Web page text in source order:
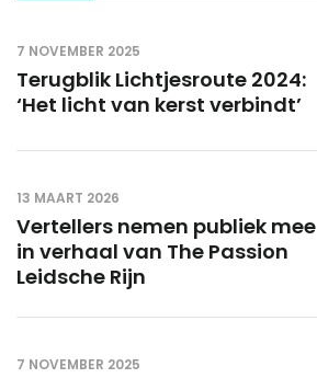
7 NOVEMBER 2025
Terugblik Lichtjesroute 2024:
‘Het licht van kerst verbindt’
13 MAART 2026
Vertellers nemen publiek mee
in verhaal van The Passion
Leidsche Rijn
7 NOVEMBER 2025